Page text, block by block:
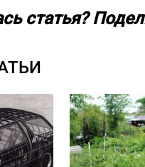
статья?